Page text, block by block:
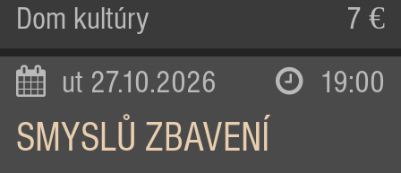
Dom kultúry 7 €
ut 27.10.2026 19:00
SMYSLŮ ZBAVENÍ